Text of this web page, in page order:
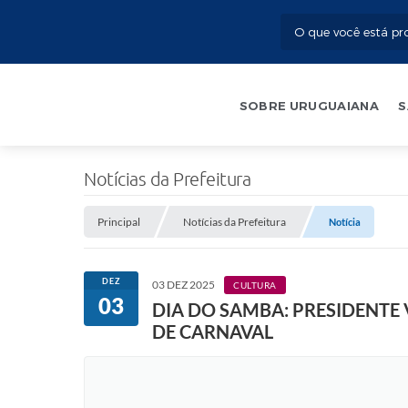
SOBRE URUGUAIANA
Notícias da Prefeitura
Principal Notícias da Prefeitura Notícia
DEZ
03
03 DEZ 2025 CULTURA
DIA DO SAMBA: PRESIDENTE
DE CARNAVAL